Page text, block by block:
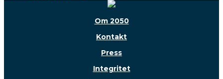
Om 2050
Kontakt
Press
Integritet